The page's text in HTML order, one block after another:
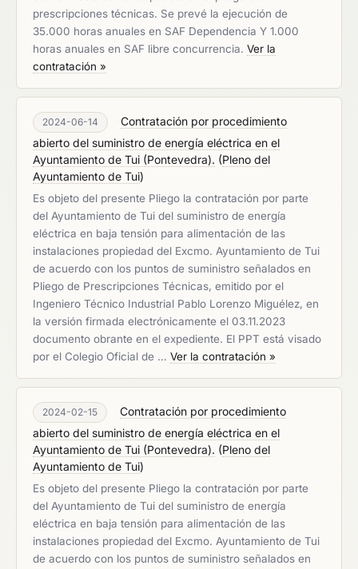
prescripciones técnicas. Se prevé la ejecución de
35.000 horas anuales en SAF Dependencia Y 1.000
horas anuales en SAF libre concurrencia. Ver la
contratación »
2024-06-14
Contratación por procedimiento
abierto del suministro de energía eléctrica en el
Ayuntamiento de Tui (Pontevedra). (Pleno del
Ayuntamiento de Tui)
Es objeto del presente Pliego la contratación por parte
del Ayuntamiento de Tui del suministro de energía
eléctrica en baja tensión para alimentación de las
instalaciones propiedad del Excmo. Ayuntamiento de Tui
de acuerdo con los puntos de suministro señalados en
Pliego de Prescripciones Técnicas, emitido por el
Ingeniero Técnico Industrial Pablo Lorenzo Miguélez, en
la versión firmada electrónicamente el 03.11.2023
documento obrante en el expediente. El PPT está visado
por el Colegio Oficial de … Ver la contratación »
2024-02-15
Contratación por procedimiento
abierto del suministro de energía eléctrica en el
Ayuntamiento de Tui (Pontevedra). (Pleno del
Ayuntamiento de Tui)
Es objeto del presente Pliego la contratación por parte
del Ayuntamiento de Tui del suministro de energía
eléctrica en baja tensión para alimentación de las
instalaciones propiedad del Excmo. Ayuntamiento de Tui
de acuerdo con los puntos de suministro señalados en